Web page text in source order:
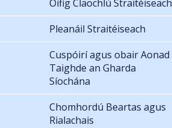
Oifig Claochlú Straitéiseach
Pleanáil Straitéiseach
Cuspóirí agus obair Aonad
Taighde an Gharda
Síochána
Chomhordú Beartas agus
Rialachais